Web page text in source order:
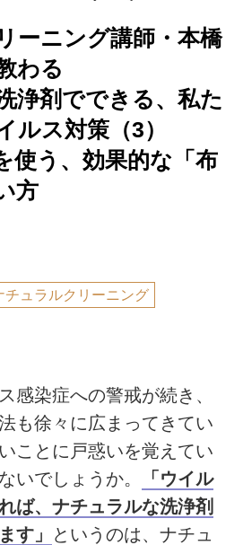
ーニング講師・本橋
わる
浄剤でできる、私た
ルス対策（3）
使う、効果的な「布
方
チュラルクリーニング
感染症への警戒が続き、
も徐々に広まってきてい
ことに戸惑いを覚えてい
いでしょうか。
「ウイル
ば、ナチュラルな洗浄剤
す」
というのは、ナチュ